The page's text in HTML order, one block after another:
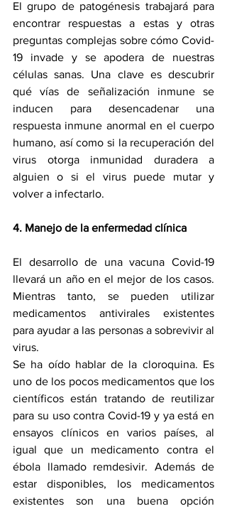
El grupo de patogénesis trabajará para
encontrar respuestas a estas y otras
preguntas complejas sobre cómo Covid-
19 invade y se apodera de nuestras
células sanas. Una clave es descubrir
qué vías de señalización inmune se
inducen para desencadenar una
respuesta inmune anormal en el cuerpo
humano, así como si la recuperación del
virus otorga inmunidad duradera a
alguien o si el virus puede mutar y
volver a infectarlo.
4. Manejo de la enfermedad clínica
El desarrollo de una vacuna Covid-19
llevará un año en el mejor de los casos.
Mientras tanto, se pueden utilizar
medicamentos antivirales existentes
para ayudar a las personas a sobrevivir al
virus.
Se ha oído hablar de la cloroquina. Es
uno de los pocos medicamentos que los
científicos están tratando de reutilizar
para su uso contra Covid-19 y ya está en
ensayos clínicos en varios países, al
igual que un medicamento contra el
ébola llamado remdesivir. Además de
estar disponibles, los medicamentos
existentes son una buena opción